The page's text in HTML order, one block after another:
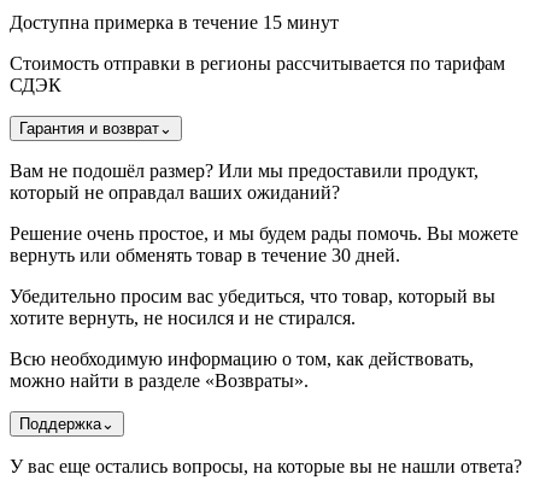
Доступна примерка в течение 15 минут
Стоимость отправки в регионы рассчитывается по тарифам
СДЭК
Гарантия и возврат⌄
Вам не подошёл размер? Или мы предоставили продукт,
который не оправдал ваших ожиданий?
Решение очень простое, и мы будем рады помочь. Вы можете
вернуть или обменять товар в течение 30 дней.
Убедительно просим вас убедиться, что товар, который вы
хотите вернуть, не носился и не стирался.
Всю необходимую информацию о том, как действовать,
можно найти в разделе «Возвраты».
Поддержка⌄
У вас еще остались вопросы, на которые вы не нашли ответа?